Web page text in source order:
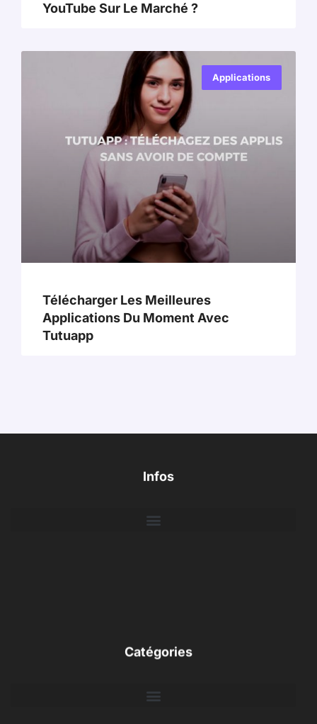
YouTube Sur Le Marché ?
Applications
Télécharger Les Meilleures
Applications Du Moment Avec
Tutuapp
Infos
Catégories